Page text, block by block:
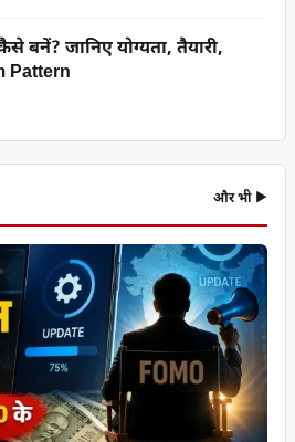
बनें? जानिए योग्यता, तैयारी,
Pattern
और भी ▶